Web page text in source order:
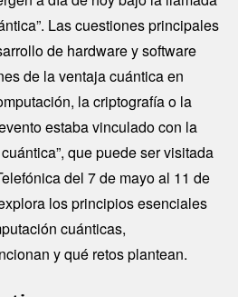
Las cuestiones principales
de hardware y software
de la ventaja cuántica en
la criptografía o la
estaba vinculado con la
que puede ser visitada
del 7 de mayo al 11 de
los principios esenciales
cuánticas,
y qué retos plantean.